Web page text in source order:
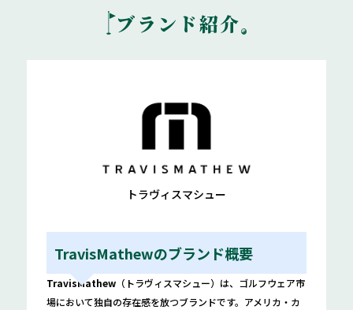
ブランド紹介
トラヴィスマシュー
TravisMathewのブランド概要
TravisMathew（トラヴィスマシュー）は、ゴルフウェア市
場において独自の存在感を放つブランドです。アメリカ・カ